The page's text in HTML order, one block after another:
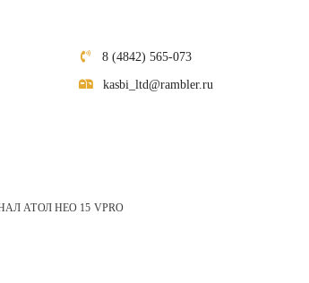
8 (4842) 565-073
kasbi_ltd@rambler.ru
АТОЛ НЕО 15 VPRO